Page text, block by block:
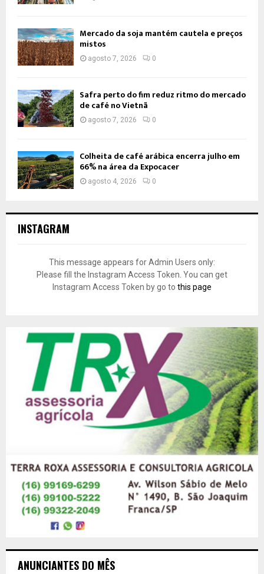
Mercado da soja mantém cautela e preços
mistos
agosto 7, 2026 0
Safra perto do fim reduz ritmo do mercado
de café no Vietnã
agosto 7, 2026 0
Colheita de café arábica encerra julho em
66% na área da Expocacer
agosto 4, 2026 0
INSTAGRAM
This message appears for Admin Users only:
Please fill the Instagram Access Token. You can get
Instagram Access Token by go to this page
ANUNCIANTES DO MÊS